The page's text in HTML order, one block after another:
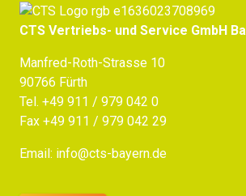
CTS Vertriebs- und Service GmbH
Manfred-Roth-Strasse 10
90766 Fürth
Tel. +49 911 / 979 042 0
Fax +49 911 / 979 042 29
Email: info@cts-bayern.de